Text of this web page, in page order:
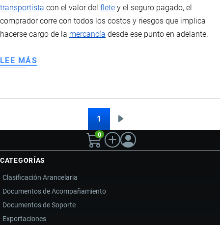
transportista con el valor del flete y el seguro pagado, el
comprador corre con todos los costos y riesgos que implica
hacerse cargo de la mercancía desde ese punto en adelante.
LEE MÁS
INSURANCE
1
página
0
CATEGORÍAS
Clasificación Arancelaria
Documentos de Acompañamiento
Documentos de Soporte
Exportaciones